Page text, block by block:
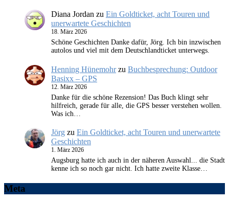
Diana Jordan zu Ein Goldticket, acht Touren und
unerwartete Geschichten
18. März 2026
Schöne Geschichten Danke dafür, Jörg. Ich bin inzwischen
autolos und viel mit dem Deutschlandticket unterwegs.
Henning Hünemohrzu Buchbesprechung: Outdoor
Basixx – GPS
12. März 2026
Danke für die schöne Rezension! Das Buch klingt sehr
hilfreich, gerade für alle, die GPS besser verstehen wollen.
Was ich…
Jörg zu Ein Goldticket, acht Touren und unerwartete
Geschichten
1. März 2026
Augsburg hatte ich auch in der näheren Auswahl... die Stadt
kenne ich so noch gar nicht. Ich hatte zweite Klasse…
Meta